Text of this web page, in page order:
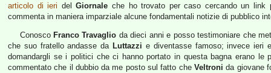
articolo di ieri delGiornale che ho trovato per caso cercando un
commenta in maniera imparziale alcune fondamentali notizie di pubblico
Conosco Franco Travaglio da dieci anni e posso testimoniare che
che suo fratello andasse da Luttazzi e diventasse famoso; invece ieri
domandargli se i politici che ci hanno portato in questa bagna erano
commentato che il dubbio da me posto sul fatto che Veltroni da giovane